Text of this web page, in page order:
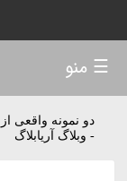
دو نمونه واقعی
- وبلاگ آریابلاگ
☰ منو